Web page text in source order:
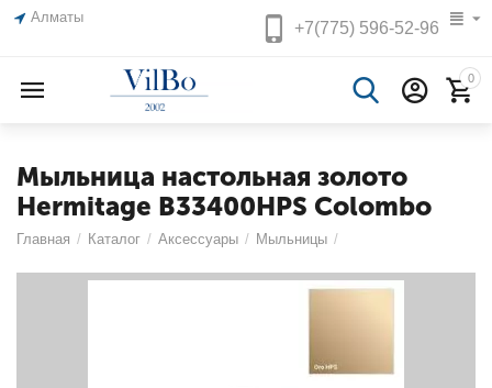
Алматы
+7(775)596-52-96
0
Мыльница настольная золото
Hermitage B33400HPS Colombo
Главная / Каталог / Аксессуары / Мыльницы /